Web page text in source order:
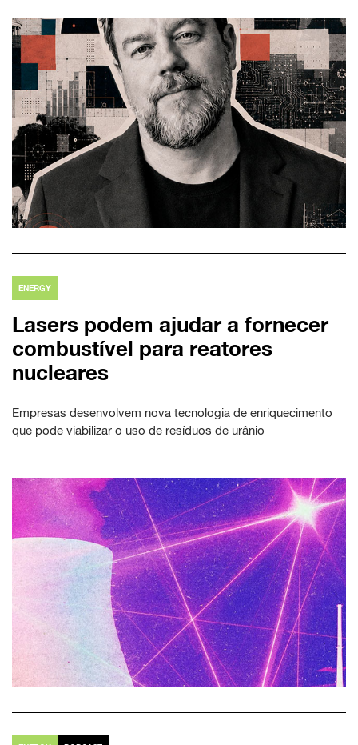
ENERGY
Lasers podem ajudar a fornecer
combustível para reatores
nucleares
Empresas desenvolvem nova tecnologia de enriquecimento
que pode viabilizar o uso de resíduos de urânio